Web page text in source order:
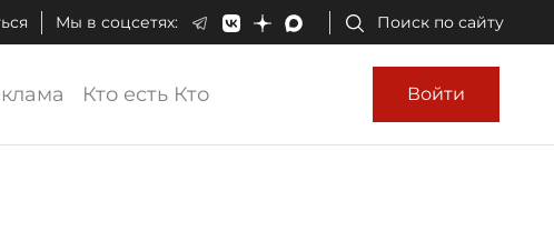
Мы в соцсетях: Поиск по сайту
Кто есть Кто Войти